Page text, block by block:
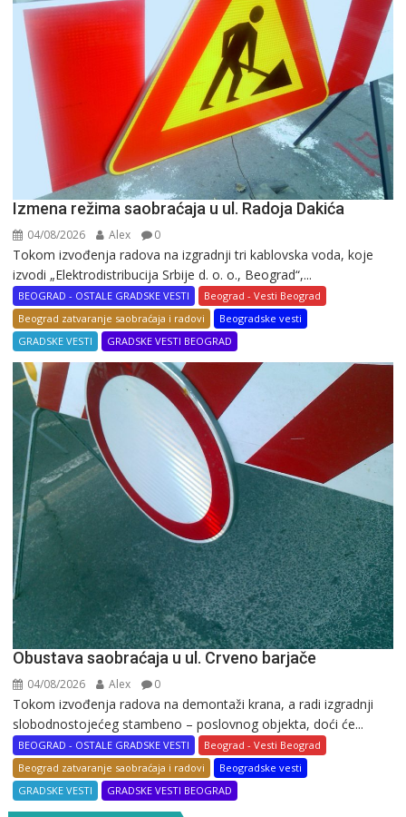
Izmena režima saobraćaja u ul. Radoja Dakića
04/08/2026 Alex 0
Tokom izvođenja radova na izgradnji tri kablovska voda, koje
izvodi „Elektrodistribucija Srbije d. o. o., Beograd“,...
BEOGRAD - OSTALE GRADSKE VESTI
Beograd - Vesti Beograd
Beograd zatvaranje saobraćaja i radovi
Beogradske vesti
GRADSKE VESTI
GRADSKE VESTI BEOGRAD
Obustava saobraćaja u ul. Crveno barjače
04/08/2026 Alex 0
Tokom izvođenja radova na demontaži krana, a radi izgradnji
slobodnostojećeg stambeno – poslovnog objekta, doći će...
BEOGRAD - OSTALE GRADSKE VESTI
Beograd - Vesti Beograd
Beograd zatvaranje saobraćaja i radovi
Beogradske vesti
GRADSKE VESTI
GRADSKE VESTI BEOGRAD